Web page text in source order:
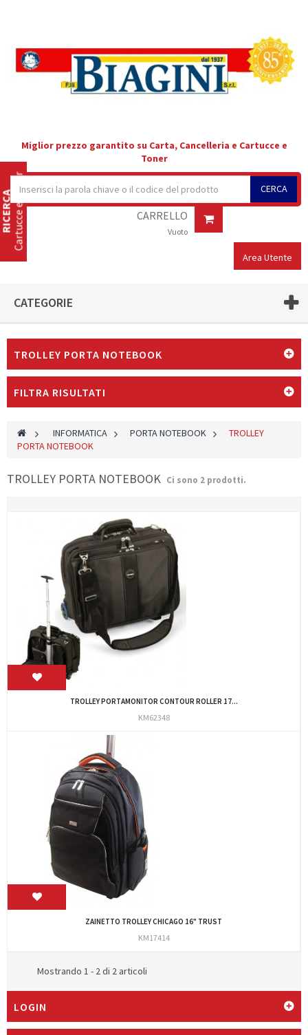
Miglior prezzo garantito su Carta, Cancelleria e Cartucce e
Toner
CERCA
CARRELLO
Vuoto
Area Utente
CATEGORIE
TROLLEY PORTA NOTEBOOK
FILTRA RISULTATI
> INFORMATICA > PORTA NOTEBOOK >
TROLLEY
PORTA NOTEBOOK
TROLLEY PORTA NOTEBOOK Ci sono 2 prodotti.
TROLLEY PORTAMONITOR CONTOUR ROLLER 17...
KM62348
ZAINETTO TROLLEY CHICAGO 16" TRUST
KM17414
Mostrando 1 - 2 di 2 articoli
LOGIN
Cartucce e Toner